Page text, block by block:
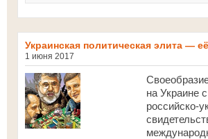
Украинская политическая элита —
1 июня 2017
на Украине
российско-